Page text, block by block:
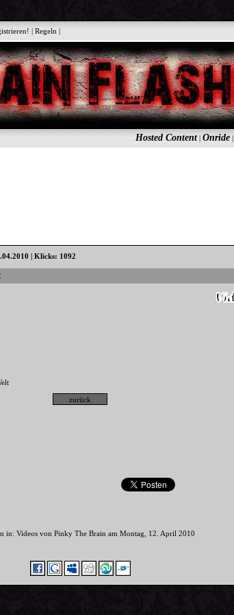
|Regeln |
Hosted Content| Onride|
| Klicks: 1092
in: Videos von Pinky The Brain am Montag, 12. April 2010